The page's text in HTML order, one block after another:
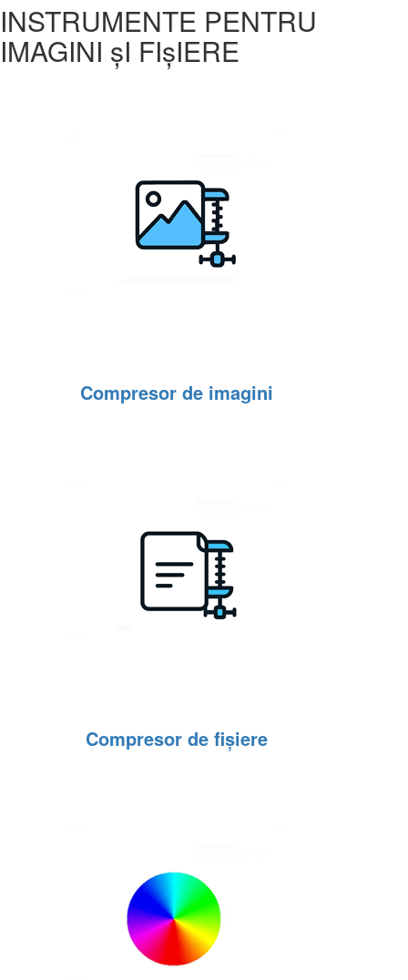
INSTRUMENTE PENTRU
IMAGINI șI FIșIERE
Compresor de imagini
Compresor de fișiere